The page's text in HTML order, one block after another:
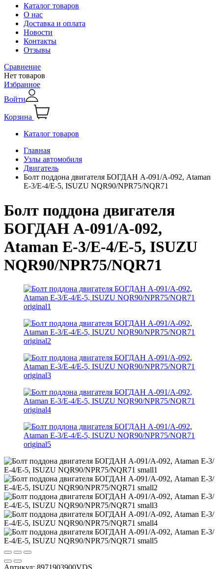
Каталог товаров
О нас
Доставка и оплата
Новости
Контакты
Отзывы
Сравнение
Нет товаров
Избранное
Войти
Корзина
Каталог товаров
Главная
Узлы автомобиля
Двигатель
Болт поддона двигателя БОГДАН А-091/А-092, Ataman
Е-3/Е-4/Е-5, ISUZU NQR90/NPR75/NQR71
Болт поддона двигателя
БОГДАН А-091/А-092,
Ataman Е-3/Е-4/Е-5, ISUZU
NQR90/NPR75/NQR71